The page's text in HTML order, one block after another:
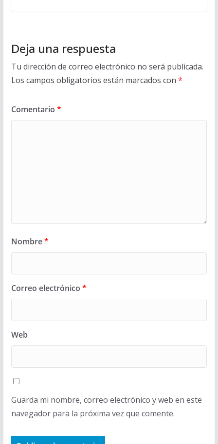
Deja una respuesta
Tu dirección de correo electrónico no será publicada.
Los campos obligatorios están marcados con *
Comentario *
Nombre*
Correo electrónico *
Web
Guarda mi nombre, correo electrónico y web en este
navegador para la próxima vez que comente.